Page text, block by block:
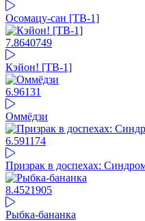
Осомацу-сан [ТВ-1]
7.8640749
Кэйон! [ТВ-1]
6.96131
Оммёдзи
6.591174
Призрак в доспехах:
8.4521905
Рыбка-бананка